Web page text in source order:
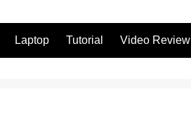
Laptop Tutorial Video Review